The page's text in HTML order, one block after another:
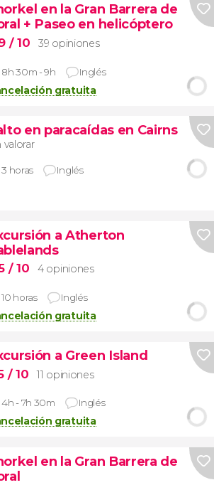
en la Gran Barrera de
+ Paseo en helicóptero
/ 10 39 opiniones
8h 30m - 9h Inglés
gratuita
en paracaídas en Cairns
valorar
3 horas Inglés
a Atherton
/ 10 4 opiniones
10 horas Inglés
gratuita
a Green Island
/ 10 11 opiniones
4h - 7h 30m Inglés
gratuita
en la Gran Barrera de